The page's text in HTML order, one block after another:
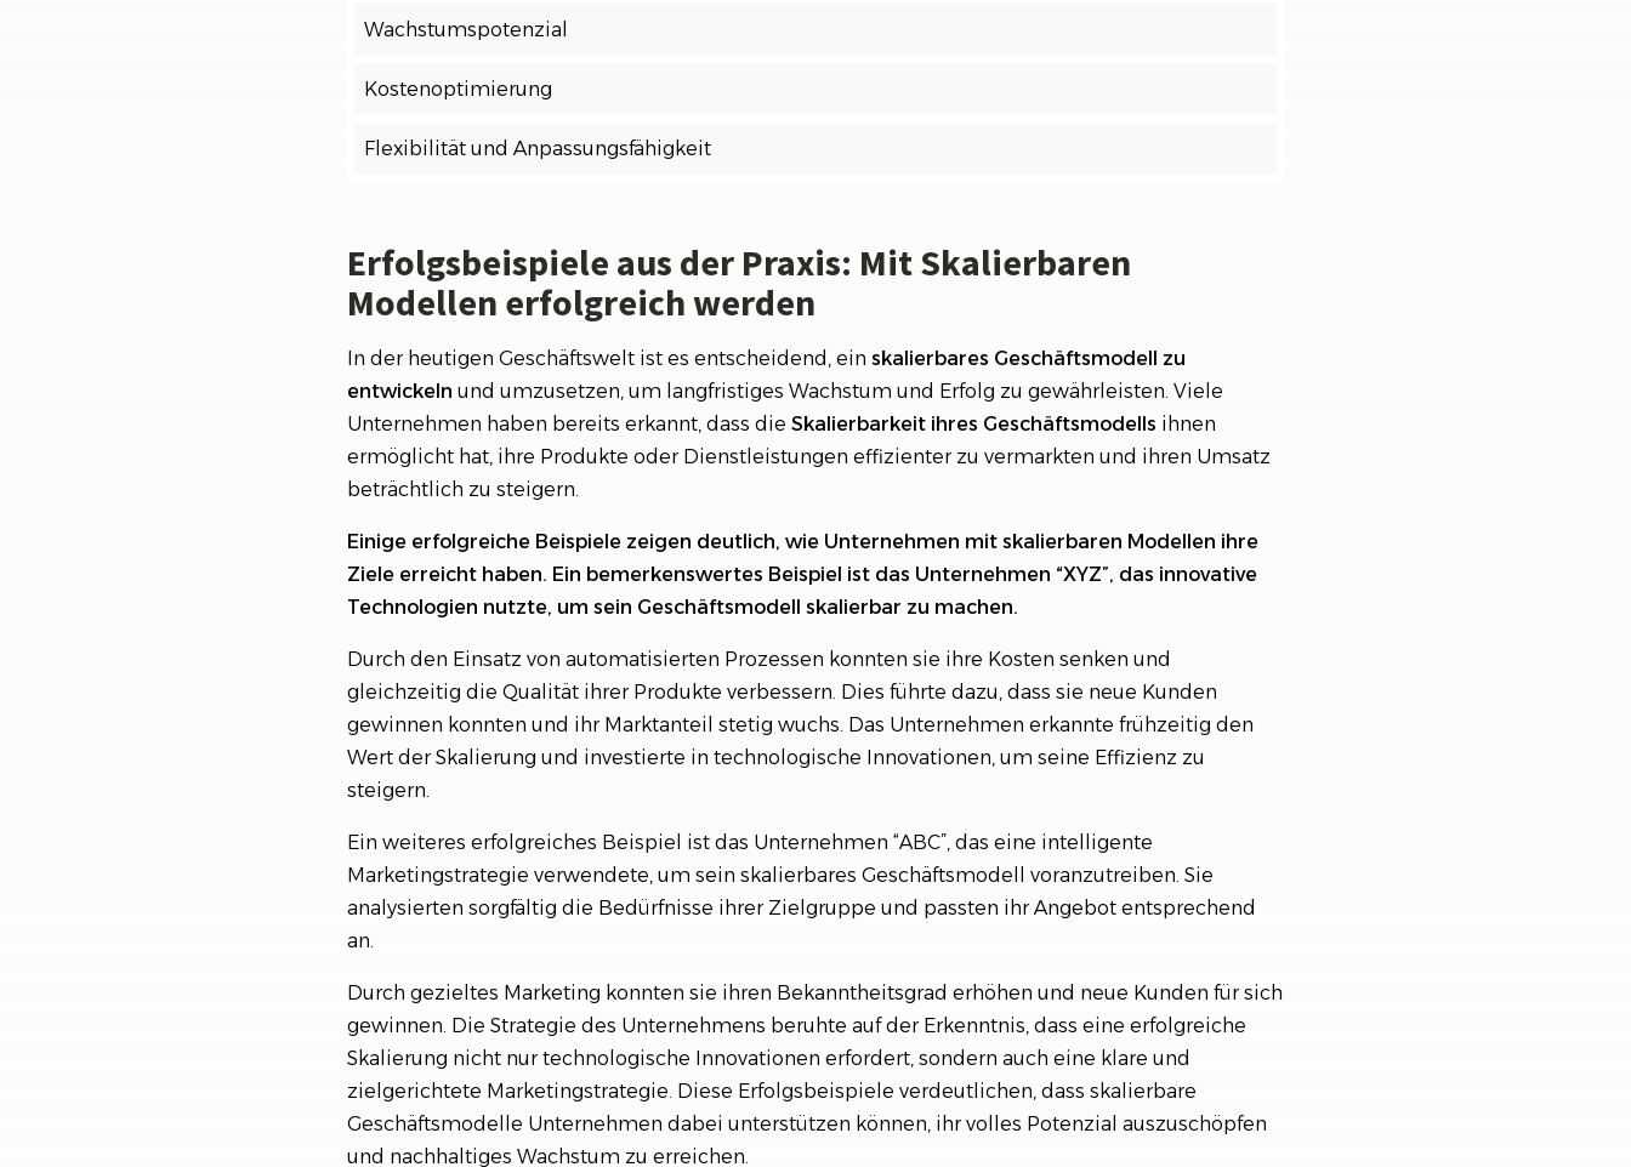
Wachstumspotenzial
Kostenoptimierung
Flexibilität und Anpassungsfähigkeit
Erfolgsbeispiele aus der Praxis: Mit Skalierbaren
Modellen erfolgreich werden
In der heutigen Geschäftswelt ist es entscheidend, ein skalierbares Geschäftsmodell zu
entwickeln und umzusetzen, um langfristiges Wachstum und Erfolg zu gewährleisten. Viele
Unternehmen haben bereits erkannt, dass die Skalierbarkeit ihres Geschäftsmodells ihnen
ermöglicht hat, ihre Produkte oder Dienstleistungen effizienter zu vermarkten und ihren Umsatz
beträchtlich zu steigern.
Einige erfolgreiche Beispiele zeigen deutlich, wie Unternehmen mit skalierbaren Modellen ihre
Ziele erreicht haben. Ein bemerkenswertes Beispiel ist das Unternehmen “XYZ”, das innovative
Technologien nutzte, um sein Geschäftsmodell skalierbar zu machen.
Durch den Einsatz von automatisierten Prozessen konnten sie ihre Kosten senken und
gleichzeitig die Qualität ihrer Produkte verbessern. Dies führte dazu, dass sie neue Kunden
gewinnen konnten und ihr Marktanteil stetig wuchs. Das Unternehmen erkannte frühzeitig den
Wert der Skalierung und investierte in technologische Innovationen, um seine Effizienz zu
steigern.
Ein weiteres erfolgreiches Beispiel ist das Unternehmen “ABC”, das eine intelligente
Marketingstrategie verwendete, um sein skalierbares Geschäftsmodell voranzutreiben. Sie
analysierten sorgfältig die Bedürfnisse ihrer Zielgruppe und passten ihr Angebot entsprechend
an.
Durch gezieltes Marketing konnten sie ihren Bekanntheitsgrad erhöhen und neue Kunden für sich
gewinnen. Die Strategie des Unternehmens beruhte auf der Erkenntnis, dass eine erfolgreiche
Skalierung nicht nur technologische Innovationen erfordert, sondern auch eine klare und
zielgerichtete Marketingstrategie. Diese Erfolgsbeispiele verdeutlichen, dass skalierbare
Geschäftsmodelle Unternehmen dabei unterstützen können, ihr volles Potenzial auszuschöpfen
und nachhaltiges Wachstum zu erreichen.